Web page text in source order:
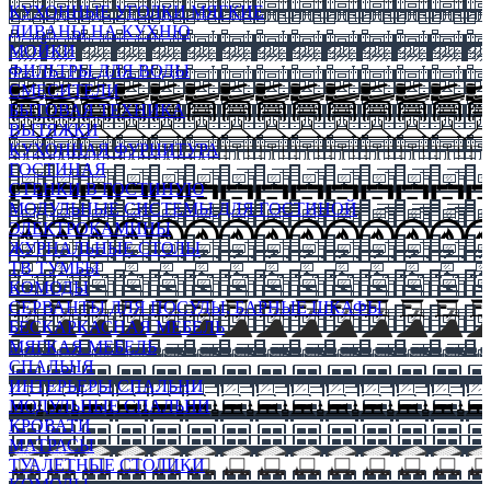
КУХОННЫЕ УГОЛКИ МЯГКИЕ
ДИВАНЫ НА КУХНЮ
МОЙКИ
ФИЛЬТРЫ ДЛЯ ВОДЫ
СМЕСИТЕЛИ
БЫТОВАЯ ТЕХНИКА
ВЫТЯЖКИ
КУХОННАЯ ФУРНИТУРА
ГОСТИНАЯ
СТЕНКИ В ГОСТИНУЮ
МОДУЛЬНЫЕ СИСТЕМЫ ДЛЯ ГОСТИНОЙ
ЭЛЕКТРОКАМИНЫ
ЖУРНАЛЬНЫЕ СТОЛЫ
ТВ ТУМБЫ
КОМОДЫ
СЕРВАНТЫ ДЛЯ ПОСУДЫ, БАРНЫЕ ШКАФЫ
БЕСКАРКАСНАЯ МЕБЕЛЬ
МЯГКАЯ МЕБЕЛЬ
СПАЛЬНЯ
ИНТЕРЬЕРЫ СПАЛЬНИ
МОДУЛЬНЫЕ СПАЛЬНИ
КРОВАТИ
МАТРАСЫ
ТУАЛЕТНЫЕ СТОЛИКИ